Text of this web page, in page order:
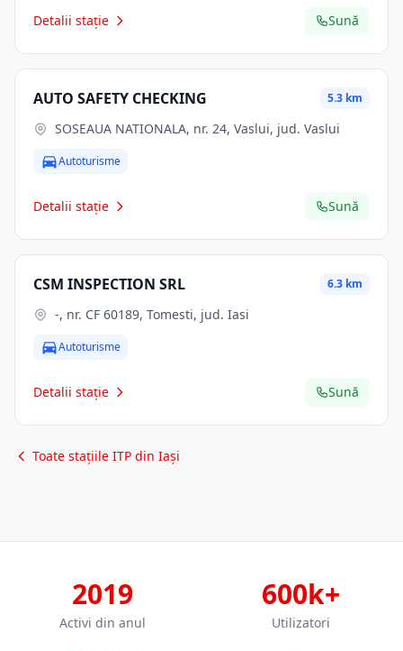
Detalii stație Sună
AUTO SAFETY CHECKING 5.3 km
SOSEAUA NATIONALA, nr. 24, Vaslui, jud. Vaslui
Autoturisme
Detalii stație Sună
CSM INSPECTION SRL 6.3 km
-, nr. CF 60189, Tomesti, jud. Iasi
Autoturisme
Detalii stație Sună
Toate stațiile ITP din Iași
2019
Activi din anul
600k+
Utilizatori